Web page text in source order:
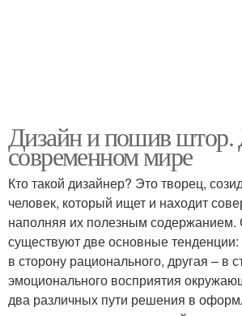
Дизайн и пошив штор.
современном мире
Кто такой дизайнер? Это творец,
человек, который ищет и находит
наполняя их полезным содержанием.
существуют две основные тенденции:
в сторону рационального, другая – в
эмоционального восприятия
два различных пути решения в